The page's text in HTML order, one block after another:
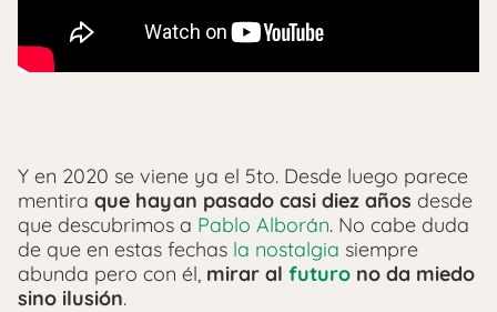
Y en 2020 se viene ya el 5to. Desde luego parece
mentira que hayan pasado casi diez años desde
que descubrimos a Pablo Alborán. No cabe duda
de que en estas fechas la nostalgia siempre
abunda pero con él, mirar al futuro no da miedo
sino ilusión.